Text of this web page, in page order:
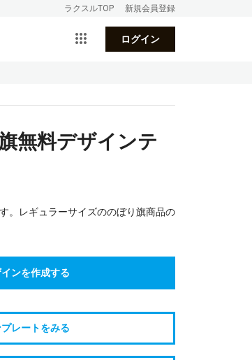
ラクスルTOP 新規会員登録
ログイン
無料デザインテ
。レギュラーサイズののぼり旗商品の
ンを作成する
レートをみる